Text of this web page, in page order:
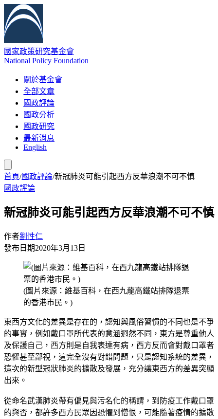
國家政策研究基金會
National Policy Foundation
關於基金會
全部文章
國政評論
國政分析
國政研究
最新消息
English
首頁/國政評論/新冠肺炎可能引起西方反華浪潮不可不慎
國政評論
新冠肺炎可能引起西方反華浪潮不可不慎
作者劉性仁
發布日期2020年3月13日
(圖片來源：維基百科，在西九龍高鐵站排隊退票
的香港市民。)
東西方文化的差異是存在的，認知與風俗習慣的不同也是不爭
的事實，例如戴口罩所代表的意涵迥然不同，東方是尊重他人
及保護自己，西方則是自我表達有病，西方反而會對戴口罩者
恐懼甚至鄙視，這完全沒有對錯問題，只是認知系統的差異，
這次的新型冠狀肺炎的擴散及發展，充分讓東西方的差異突顯
出來。
從命名武漢肺炎帶有偏見與污名化的稱謂，到防疫工作戴口罩
的與否，都許多西方民眾因恐懼到憎恨，可能隨著疫情的擴散